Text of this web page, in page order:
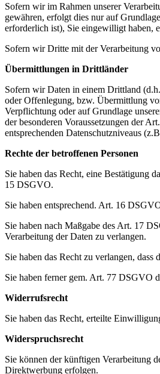
Sofern wir im Rahmen unserer
gewähren, erfolgt dies nur auf
erforderlich ist), Sie eingewilligt haben,
Sofern wir Dritte mit der Verarbeitung
Übermittlungen in Drittländer
Sofern wir Daten in einem Drittland
oder Offenlegung, bzw. Übermittlung
Verpflichtung oder auf Grundlage
der besonderen Voraussetzungen der
entsprechenden Datenschutzniveaus
Rechte der betroffenen Personen
Sie haben das Recht, eine Bestätigung
15 DSGVO.
Sie haben entsprechend. Art. 16
Sie haben nach Maßgabe des Art. 17
Verarbeitung der Daten zu verlangen.
Sie haben das Recht zu verlangen,
Sie haben ferner gem. Art. 77 DSGVO
Widerrufsrecht
Sie haben das Recht, erteilte
Widerspruchsrecht
Sie können der künftigen Verarbeitung
Direktwerbung erfolgen.